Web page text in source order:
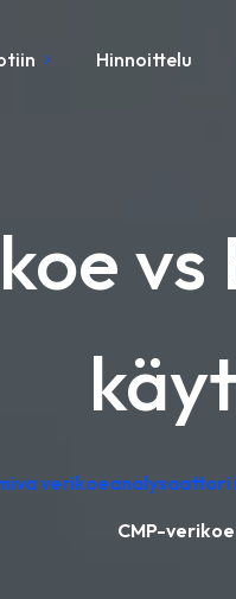
Hinnoittelu
CMP-